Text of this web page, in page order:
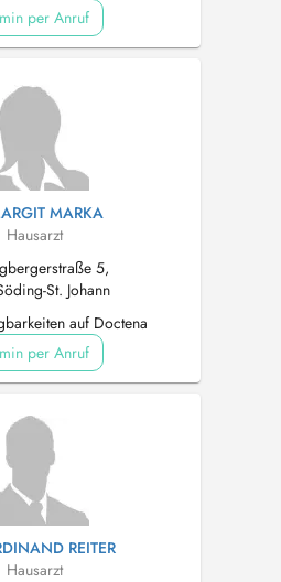
per Anruf
MARKA
Hausarzt
5,
St. Johann
auf Doctena
per Anruf
REITER
Hausarzt